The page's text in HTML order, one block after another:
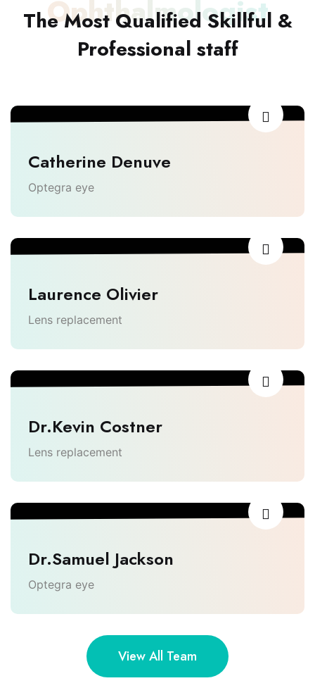
Ophthalmologist
The Most Qualified Skillful &
Professional staff
Catherine Denuve
Optegra eye
Laurence Olivier
Lens replacement
Dr.Kevin Costner
Lens replacement
Dr.Samuel Jackson
Optegra eye
View All Team